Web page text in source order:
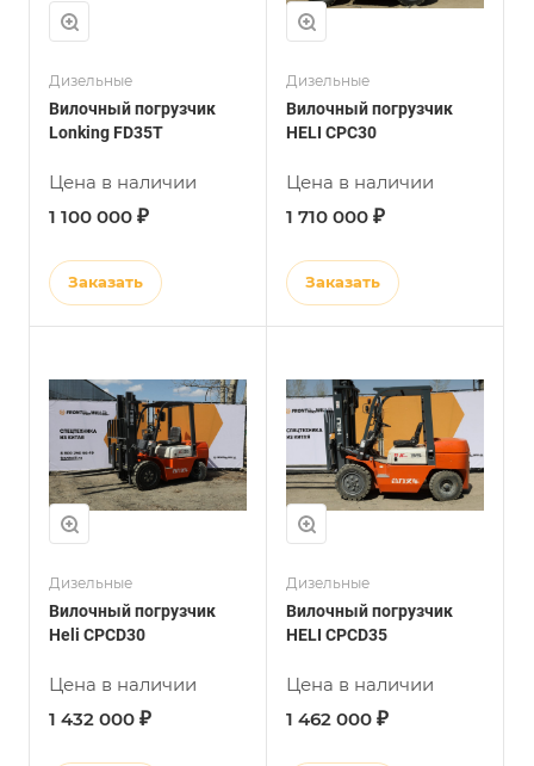
Дизельные
Вилочный погрузчик
Lonking FD35T
Цена в наличии
1 100 000 ₽
Заказать
Дизельные
Вилочный погрузчик
HELI CPC30
Цена в наличии
1 710 000 ₽
Заказать
Дизельные
Вилочный погрузчик
Heli CPCD30
Цена в наличии
1 432 000 ₽
Дизельные
Вилочный погрузчик
HELI CPCD35
Цена в наличии
1 462 000 ₽